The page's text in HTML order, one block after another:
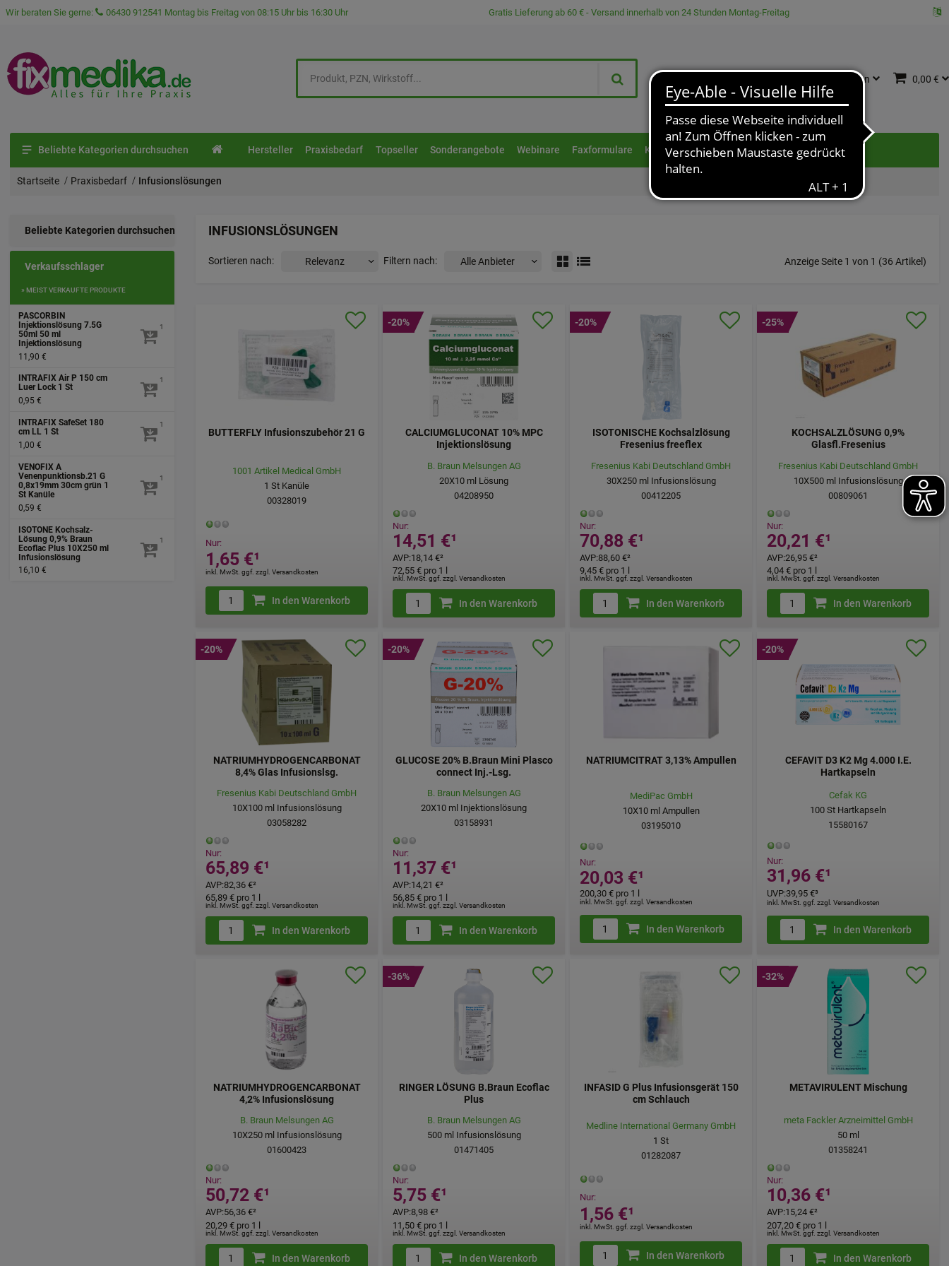
Wir beraten Sie gerne: 06430 912541 Montag bis Freitag von 08:15 Uhr bis 16:30 Uhr Gratis Lieferung ab 60 € - Versand innerhalb von 24 Stunden Montag-Freitag
Anmelden 0,00 €
Beliebte Kategorien durchsuchen Hersteller Praxisbedarf Topseller Sonderangebote Webinare Faxformulare Kontakt
Startseite Praxisbedarf Infusionslösungen
INFUSIONSLÖSUNGEN
Sortieren nach: Filtern nach: Anzeige Seite 1 von 1 (36 Artikel)
BUTTERFLY Infusionszubehör 21 G
1001 Artikel Medical GmbH
1 St Kanüle
00328019
Nur:
1,65 €¹
inkl. MwSt. ggf. zzgl. Versandkosten
In den Warenkorb
CALCIUMGLUCONAT 10% MPC
Injektionslösung
B. Braun Melsungen AG
20X10 ml Lösung
04208950
Nur:
14,51 €¹
AVP:18,14 €²
inkl. MwSt. ggf. zzgl. Versandkosten
72,55 € pro 1 l
-20%
In den Warenkorb
ISOTONISCHE Kochsalzlösung
Fresenius freeflex
Fresenius Kabi Deutschland GmbH
30X250ml Infusionslösung
00412205
Nur:
70,88 €¹
AVP:88,60 €²
inkl. MwSt. ggf. zzgl. Versandkosten
9,45 € pro 1 l
-20%
In den Warenkorb
KOCHSALZLÖSUNG 0,9%
Glasfl.Fresenius
Fresenius Kabi Deutschland GmbH
10X500ml Infusionslösung
00809061
Nur:
20,21 €¹
AVP:26,95 €²
inkl. MwSt. ggf. zzgl. Versandkosten
4,04 € pro 1 l
-25%
In den Warenkorb
NATRIUMHYDROGENCARBONAT
8,4% Glas Infusionslsg.
Fresenius Kabi Deutschland GmbH
10X100ml Infusionslösung
03058282
Nur:
65,89 €¹
AVP:82,36 €²
inkl. MwSt. ggf. zzgl. Versandkosten
65,89 € pro 1 l
-20%
In den Warenkorb
GLUCOSE 20% B.Braun Mini Plasco
connect Inj.-Lsg.
B. Braun Melsungen AG
20X10 ml Injektionslösung
03158931
Nur:
11,37 €¹
AVP:14,21 €²
inkl. MwSt. ggf. zzgl. Versandkosten
56,85 € pro 1 l
-20%
In den Warenkorb
NATRIUMCITRAT 3,13% Ampullen
MediPac GmbH
10X10ml Ampullen
03195010
Nur:
20,03 €¹
inkl. MwSt. ggf. zzgl. Versandkosten
200,30 € pro 1 l
In den Warenkorb
CEFAVIT D3 K2 Mg 4.000 I.E.
Hartkapseln
Cefak KG
100 St Hartkapseln
15580167
Nur:
31,96 €¹
UVP:39,95 €³
inkl. MwSt. ggf. zzgl. Versandkosten
-20%
In den Warenkorb
NATRIUMHYDROGENCARBONAT
4,2% Infusionslösung
B. Braun Melsungen AG
10X250ml Infusionslösung
01600423
Nur:
50,72 €¹
AVP:56,36 €²
inkl. MwSt. ggf. zzgl. Versandkosten
20,29 € pro 1 l
In den Warenkorb
RINGER LÖSUNG B.Braun Ecoflac
Plus
B. Braun Melsungen AG
500ml Infusionslösung
01471405
Nur:
5,75 €¹
AVP:8,98 €²
inkl. MwSt. ggf. zzgl. Versandkosten
11,50 € pro 1 l
-36%
In den Warenkorb
INFASID G Plus Infusionsgerät 150
cm Schlauch
Medline International Germany GmbH
1 St
01282087
Nur:
1,56 €¹
inkl. MwSt. ggf. zzgl. Versandkosten
In den Warenkorb
METAVIRULENT Mischung
meta Fackler Arzneimittel GmbH
50ml
01358241
Nur:
10,36 €¹
AVP:15,24 €²
inkl. MwSt. ggf. zzgl. Versandkosten
207,20 € pro 1 l
-32%
In den Warenkorb
Beliebte Kategorien durchsuchen
Verkaufsschlager
» MEIST VERKAUFTE PRODUKTE
PASCORBIN
Injektionslösung 7.5G
50ml 50 ml
Injektionslösung
11,90 €
1
INTRAFIX Air P 150 cm
Luer Lock 1 St
0,95 €
1
INTRAFIX SafeSet 180
cm LL 1 St
1,00 €
1
VENOFIX A
Venenpunktionsb.21 G
0,8x19mm 30cm grün 1
St Kanüle
0,59 €
1
ISOTONE Kochsalz-
Lösung 0,9% Braun
Ecoflac Plus 10X250 ml
Infusionslösung
16,10 €
1